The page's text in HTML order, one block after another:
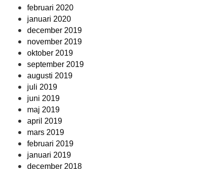
februari 2020
januari 2020
december 2019
november 2019
oktober 2019
september 2019
augusti 2019
juli 2019
juni 2019
maj 2019
april 2019
mars 2019
februari 2019
januari 2019
december 2018